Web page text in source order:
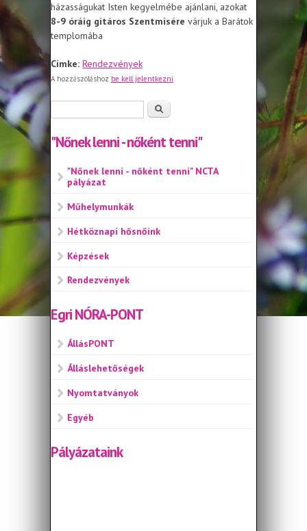
házasságukat Isten kegyelmébe ajánlani, azokat
8-9 óráig gitáros Szentmisére várjuk a Barátok
templomába
Címke: Rendezvények
A hozzászóláshoz be kell jelentkezni
Keresés
"Nőnek lenni - nőként tenni"
"Nőnek lenni - nőként tenni" NCTA
pályázat
Műhelymunkák
Hétköznapi hősnőink
Képzések
Rendezvények
Egri NÓRA-PONT
ÁllásPONT
Álláslehetőségek
Nyomtatványok
Egyéb
Pályázataink